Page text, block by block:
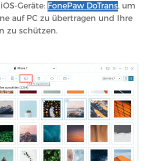
Geräte: FonePaw DoTrans, um
auf PC zu übertragen und Ihre
zu schützen.